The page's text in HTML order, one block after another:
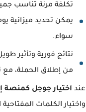
تكلفة مرنة تناسب
يمكن تحديد ميزانية
سواء.
نتائج فورية وتأثير
من إطلاق الحملة، مع
عند اختيار جوجل كمنصة
واختيار الكلمات